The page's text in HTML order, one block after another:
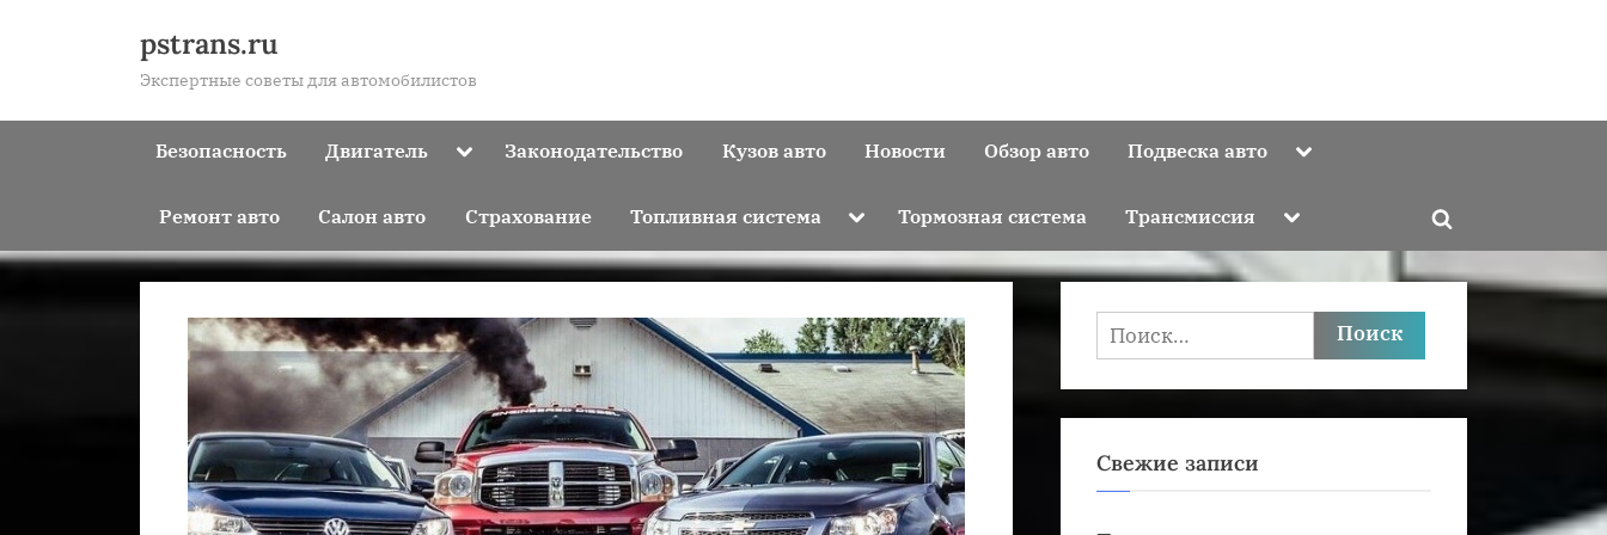
pstrans.ru
Экспертные советы для автомобилистов
Безопасность Двигатель ToggleЗаконодательство Кузов авто Новости Обзор авто Подвеска авто Toggle
Ремонт авто Салон авто Страхование Топливная система Toggle
menu
Тормозная система Трансмиссия Toggle
menu
Toggle
Найти:
Свежие записи